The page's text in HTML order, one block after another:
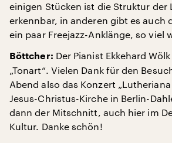
einigen Stücken ist die Struktur der
erkennbar, in anderen gibt es auch
ein paar Freejazz-Anklänge, so viel
Böttcher: Der Pianist Ekkehard
„Tonart“. Vielen Dank für den
Abend also das Konzert
Jesus-Christus-Kirche in Berlin-
dann der Mitschnitt, auch hier im
Kultur. Danke schön!